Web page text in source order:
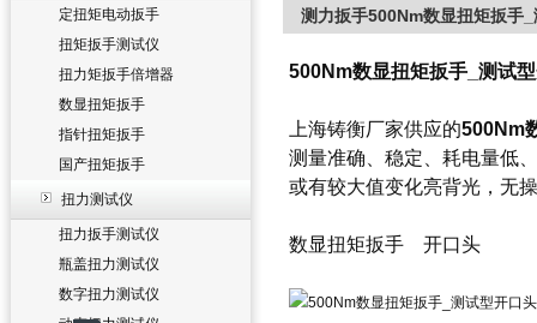
定扭矩电动扳手
扭矩扳手测试仪
扭力矩扳手倍增器
数显扭矩扳手
指针扭矩扳手
国产扭矩扳手
扭力测试仪
扭力扳手测试仪
瓶盖扭力测试仪
数字扭力测试仪
测力扳手500Nm数显扭矩扳手
500Nm数显扭矩扳手_测试
上海铸衡厂家供应的500Nm
测量准确、稳定、耗电量低
或有较大值变化亮背光，无
数显扭矩扳手 开口头